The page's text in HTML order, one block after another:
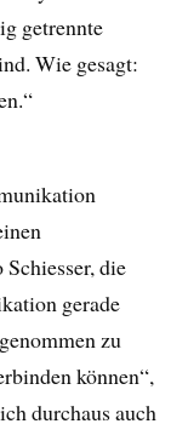
getrennte
Wie gesagt:
die
gerade
zu
können“,
durchaus auch